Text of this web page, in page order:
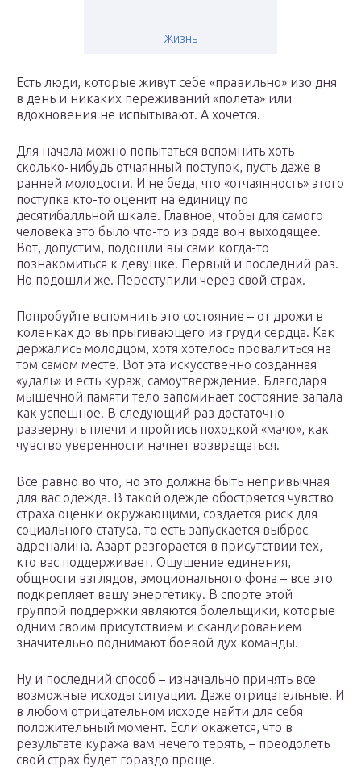
Жизнь
Есть люди, которые живут себе «правильно» изо дня
в день и никаких переживаний «полета» или
вдохновения не испытывают. А хочется.
Для начала можно попытаться вспомнить хоть
сколько-нибудь отчаянный поступок, пусть даже в
ранней молодости. И не беда, что «отчаянность» этого
поступка кто-то оценит на единицу по
десятибалльной шкале. Главное, чтобы для самого
человека это было что-то из ряда вон выходящее.
Вот, допустим, подошли вы сами когда-то
познакомиться к девушке. Первый и последний раз.
Но подошли же. Переступили через свой страх.
Попробуйте вспомнить это состояние – от дрожи в
коленках до выпрыгивающего из груди сердца. Как
держались молодцом, хотя хотелось провалиться на
том самом месте. Вот эта искусственно созданная
«удаль» и есть кураж, самоутверждение. Благодаря
мышечной памяти тело запоминает состояние запала
как успешное. В следующий раз достаточно
развернуть плечи и пройтись походкой «мачо», как
чувство уверенности начнет возвращаться.
Все равно во что, но это должна быть непривычная
для вас одежда. В такой одежде обостряется чувство
страха оценки окружающими, создается риск для
социального статуса, то есть запускается выброс
адреналина. Азарт разгорается в присутствии тех,
кто вас поддерживает. Ощущение единения,
общности взглядов, эмоционального фона – все это
подкрепляет вашу энергетику. В спорте этой
группой поддержки являются болельщики, которые
одним своим присутствием и скандированием
значительно поднимают боевой дух команды.
Ну и последний способ – изначально принять все
возможные исходы ситуации. Даже отрицательные. И
в любом отрицательном исходе найти для себя
положительный момент. Если окажется, что в
результате куража вам нечего терять, – преодолеть
свой страх будет гораздо проще.